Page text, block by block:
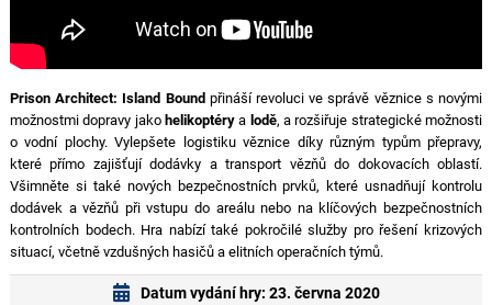
Prison Architect: Island Boundpřináší revoluci ve správě věznice s novými
možnostmi dopravy jako helikoptérya lodě, a rozšiřuje strategické možnosti
o vodní plochy. Vylepšete logistiku věznice díky různým typům přepravy,
které přímo zajišťují dodávky a transport vězňů do dokovacích oblastí.
Všimněte si také nových bezpečnostních prvků, které usnadňují kontrolu
dodávek a vězňů při vstupu do areálu nebo na klíčových bezpečnostních
kontrolních bodech. Hra nabízí také pokročilé služby pro řešení krizových
situací, včetně vzdušných hasičů a elitních operačních týmů.
Datum vydání hry: 23. června 2020